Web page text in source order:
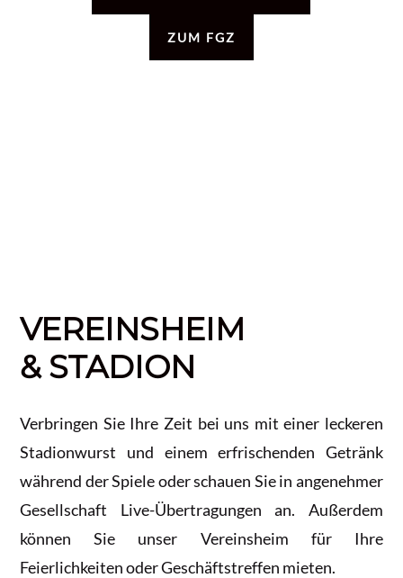
ZUM FGZ
VEREINSHEIM
& STADION
Verbringen Sie Ihre Zeit bei uns mit einer leckeren
Stadionwurst und einem erfrischenden Getränk
während der Spiele oder schauen Sie in angenehmer
Gesellschaft Live-Übertragungen an. Außerdem
können Sie unser Vereinsheim für Ihre
Feierlichkeiten oder Geschäftstreffen mieten.